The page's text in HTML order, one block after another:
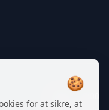
🍪
for at sikre, at